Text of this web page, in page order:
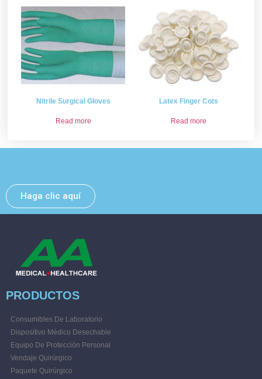
Nitrile Surgical Gloves
Read more
Latex Finger Cots
Read more
Haga clic aquí
PRODUCTOS
Consumibles De Laboratorio
Dispositivo Médico Desechable
Equipo De Protección Personal
Vendaje Quirúrgico
Paquete Quirúrgico